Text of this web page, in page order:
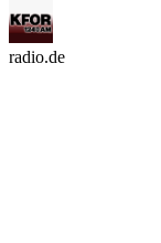
radio.de